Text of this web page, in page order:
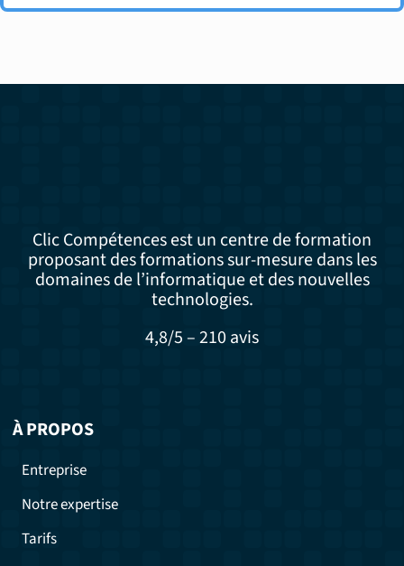
Clic Compétences est un centre de formation
proposant des formations sur-mesure dans les
domaines de l’informatique et des nouvelles
technologies.
4,8/5 – 210 avis
À PROPOS
Entreprise
Notre expertise
Tarifs